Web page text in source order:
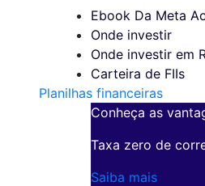
Ebook Da Meta
Onde investir
Onde investir em
Carteira de FIIs
Planilhas financeiras
Conheça as
Taxa zero de
Saiba mais